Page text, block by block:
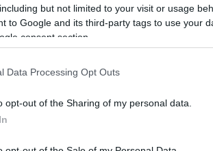
but not limited to your visit or usage
to Google and its third-party tags to use your
consent section.
Data Processing Opt Outs
opt-out of the Sharing of my personal data.
καταγεγραμμένες συνομιλίες
ΟΠΕΚΕΠΕ κ. Δημήτριο Μελλά,
στην Βουλή από την Ευρωπαϊκή
δηλώνω, όπως